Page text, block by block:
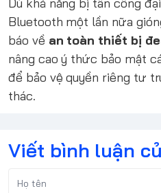
Bluetooth một lần nữa
báo về an toàn thiết bị
nâng cao ý thức bảo mật
để bảo vệ quyền riêng tư
thác.
Viết bình luận